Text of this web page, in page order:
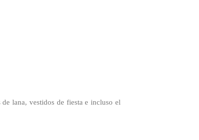
lana, vestidos de fiesta e incluso el